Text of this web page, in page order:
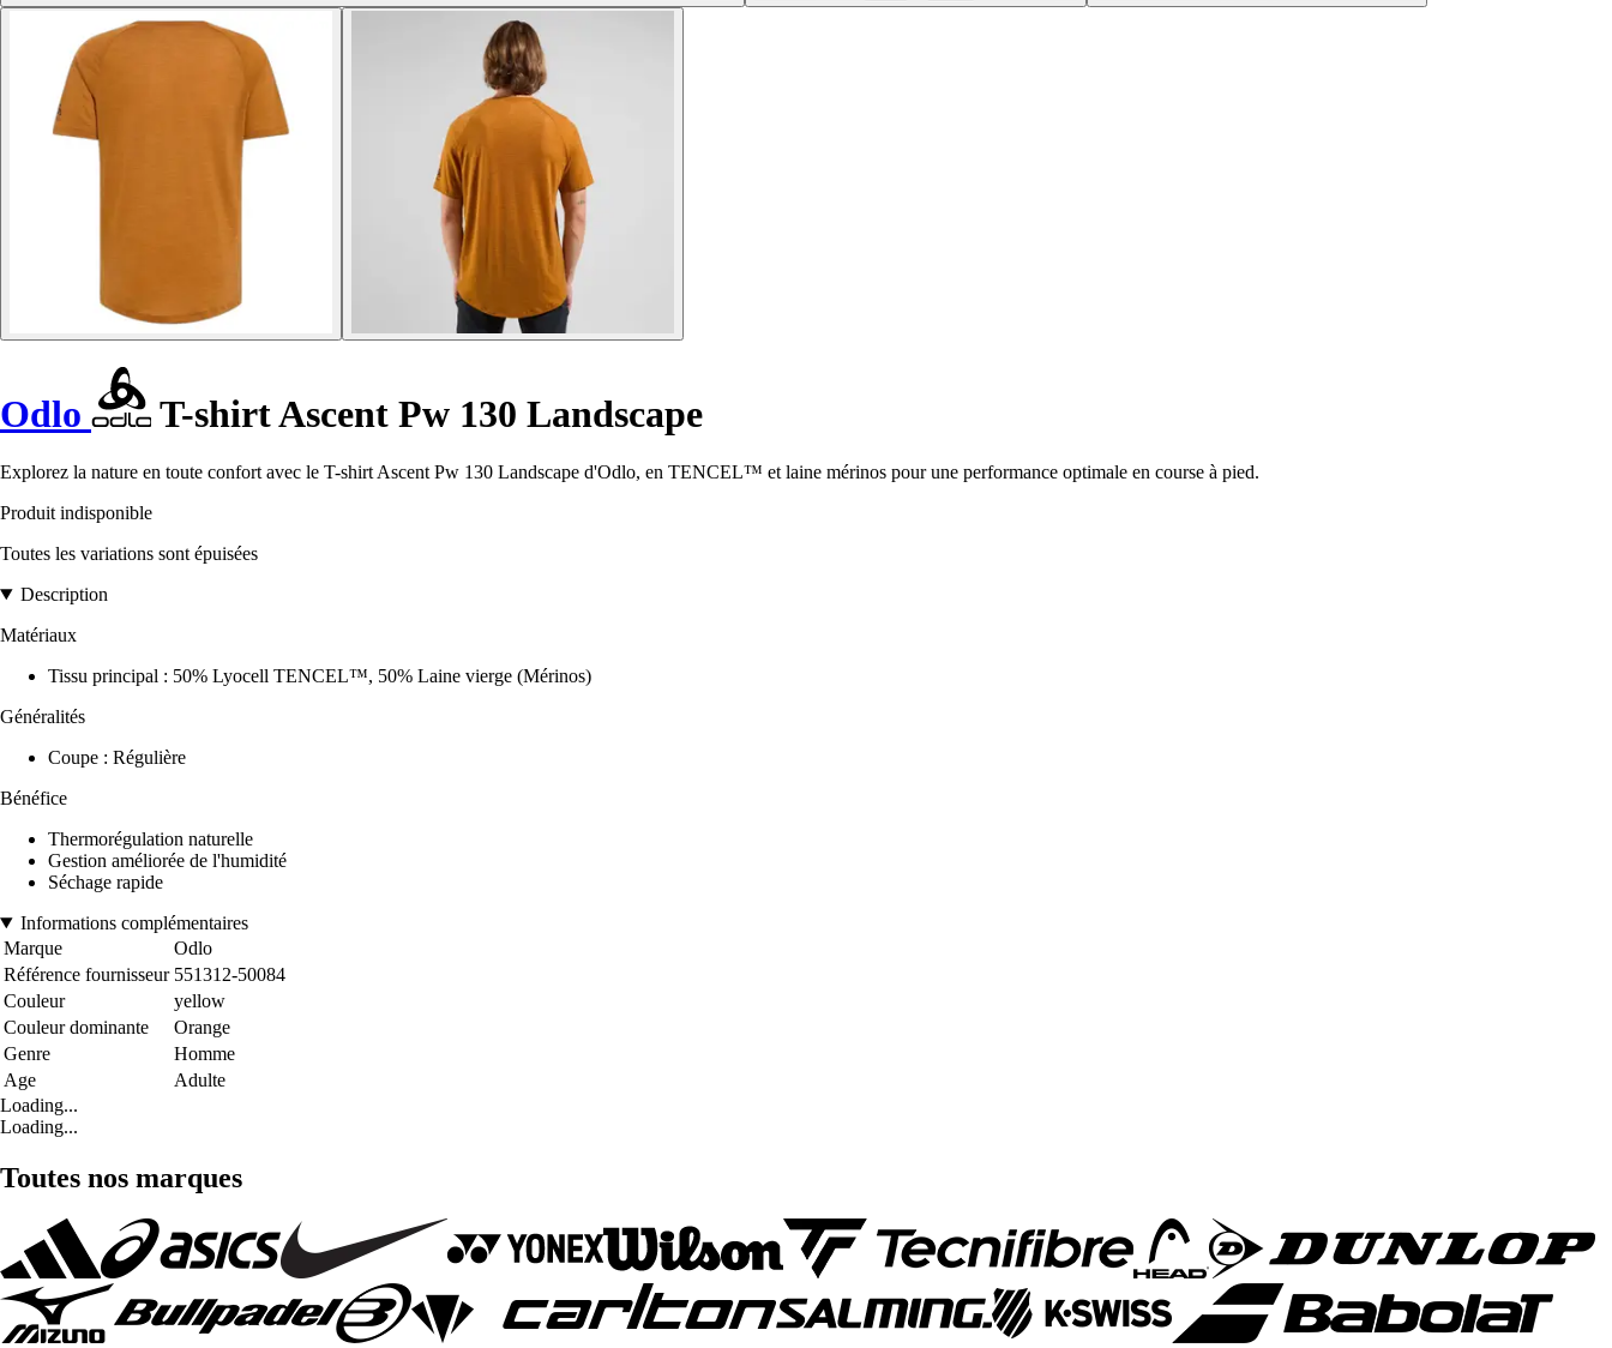
Odlo T-shirt Ascent Pw 130 Landscape
Explorez la nature en toute confort avec le T-shirt Ascent Pw 130 Landscape d'Odlo, en TENCEL™ et laine mérinos pour une performance optimale en course à pied.
Produit indisponible
Toutes les variations sont épuisées
Description
Matériaux
Tissu principal : 50% Lyocell TENCEL™, 50% Laine vierge (Mérinos)
Généralités
Coupe : Régulière
Bénéfice
Thermorégulation naturelle
Gestion améliorée de l'humidité
Séchage rapide
Informations complémentaires
Marque
Odlo
Référence fournisseur 551312-50084
Couleur
yellow
Couleur dominante
Orange
Genre
Homme
Age
Adulte
Loading...
Loading...
Toutes nos marques